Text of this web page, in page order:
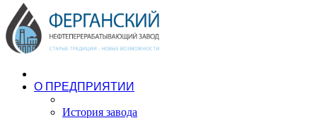
О ПРЕДПРИЯТИИ
История завода